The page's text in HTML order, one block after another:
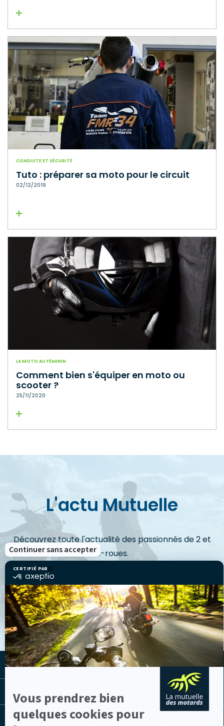
CERTIFIÉ PAR
certifié
Axeptio
-
En
savoir
plus
sur
Axeptio
Vous prendrez bien
quelques cookies pour
Continuer sans accepter
Lire la suite
CONDUITE ET SÉCURITÉ
Tuto : préparer sa moto pour le circuit
02/12/2019
Lire la suite
LA MOTO AU FÉMININ
Comment bien s'équiper en moto ou
scooter ?
25/11/2020
Lire la suite
L'actu Mutuelle
Découvrez toute l'actualité des passionnés de 2 et
3-roues.
VOIR LES ACTUS
LA MUTUELLE
FacebookYoutubeInstagram